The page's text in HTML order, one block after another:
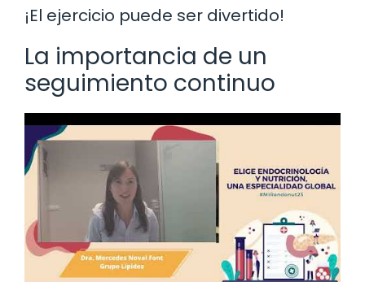
¡El ejercicio puede ser divertido!
La importancia de un
seguimiento continuo